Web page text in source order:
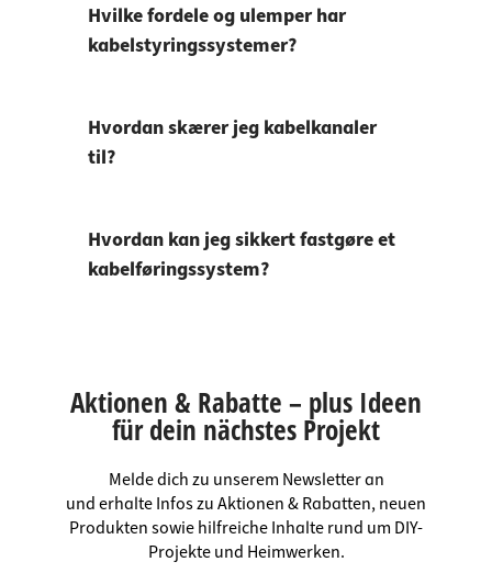
Hvilke fordele og ulemper har
kabelstyringssystemer?
Hvordan skærer jeg kabelkanaler
til?
Hvordan kan jeg sikkert fastgøre et
kabelføringssystem?
Aktionen & Rabatte – plus Ideen
für dein nächstes Projekt
Melde dich zu unserem Newsletter an
und erhalte Infos zu Aktionen & Rabatten, neuen
Produkten sowie hilfreiche Inhalte rund um DIY-
Projekte und Heimwerken.